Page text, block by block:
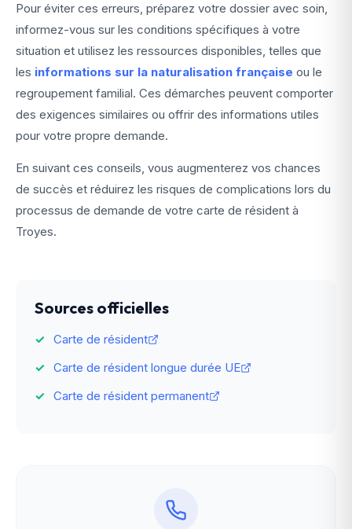
Pour éviter ces erreurs, préparez votre dossier avec soin,
informez-vous sur les conditions spécifiques à votre
situation et utilisez les ressources disponibles, telles que
les informations sur la naturalisation française ou le
regroupement familial. Ces démarches peuvent comporter
des exigences similaires ou offrir des informations utiles
pour votre propre demande.
En suivant ces conseils, vous augmenterez vos chances
de succès et réduirez les risques de complications lors du
processus de demande de votre carte de résident à
Troyes.
Sources officielles
Carte de résident
Carte de résident longue durée UE
Carte de résident permanent